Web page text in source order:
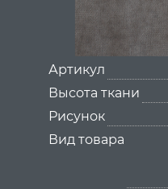
Артикул
Высота ткани
Рисунок
Вид товара